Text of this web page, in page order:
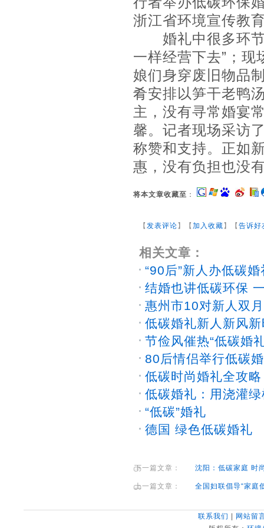
浙江省环境宣传教
婚礼中很多环节
一样经营下去”；
娘们身穿废旧物品
肴安排以笋干老鸭
主，没有寻常婚宴
馨。记者现场采访
称赞和支持。正如
惠，没有负担也没
将本文章收藏至 ：
【 发表评论 】【 加入收藏 】【 告诉好
相关文章：
“90后”新人办低碳
结婚也讲低碳环保
惠州市10对新人双
低碳婚礼新人新风
节俭风催热“低碳婚
80后情侣举行低碳
低碳时尚婚礼全攻略
低碳婚礼：用浇灌
“低碳”婚礼
德国 绿色低碳婚礼
下一篇文章： 沈阳：低碳家庭 时
上一篇文章： 全国妇联倡导“家庭
联系我们
网站留